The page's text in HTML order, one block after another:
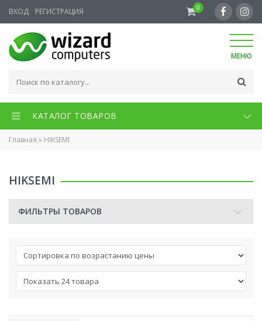
ВХОД РЕГИСТРАЦИЯ 0
МЕНЮ
КАТАЛОГ ТОВАРОВ
Главная » HIKSEMI
HIKSEMI
ФИЛЬТРЫ ТОВАРОВ